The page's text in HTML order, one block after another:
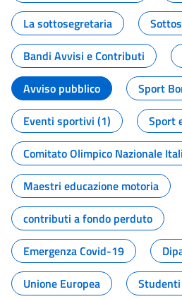
La sottosegretaria
Bandi Avvisi e Contributi
Avviso pubblico
Sport
Eventi sportivi (1)
Sport
Comitato Olimpico Nazionale
Maestri educazione motoria
contributi a fondo perduto
Emergenza Covid-19
Unione Europea